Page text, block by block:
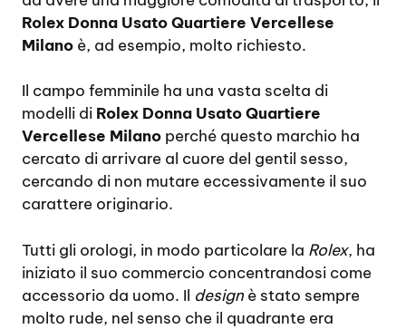
Rolex Donna Usato Quartiere Vercellese
Milano è, ad esempio, molto richiesto.
Il campo femminile ha una vasta scelta di
modelli di Rolex Donna Usato Quartiere
Vercellese Milano perché questo marchio ha
cercato di arrivare al cuore del gentil sesso,
cercando di non mutare eccessivamente il suo
carattere originario.
Tutti gli orologi, in modo particolare la Rolex, ha
iniziato il suo commercio concentrandosi come
accessorio da uomo. Il design è stato sempre
molto rude, nel senso che il quadrante era